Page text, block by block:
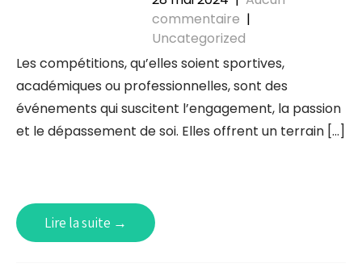
commentaire |
Uncategorized
Les compétitions, qu’elles soient sportives,
académiques ou professionnelles, sont des
événements qui suscitent l’engagement, la passion
et le dépassement de soi. Elles offrent un terrain […]
Lire la suite →